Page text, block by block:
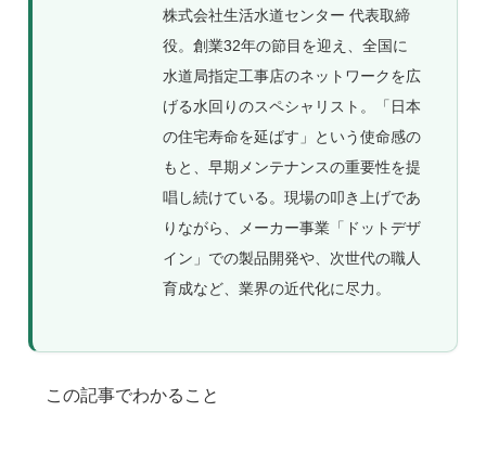
株式会社生活水道センター 代表取締
役。創業32年の節目を迎え、全国に
水道局指定工事店のネットワークを広
げる水回りのスペシャリスト。「日本
の住宅寿命を延ばす」という使命感の
もと、早期メンテナンスの重要性を提
唱し続けている。現場の叩き上げであ
りながら、メーカー事業「ドットデザ
イン」での製品開発や、次世代の職人
育成など、業界の近代化に尽力。
この記事でわかること